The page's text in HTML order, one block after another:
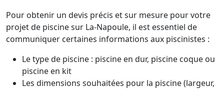
Pour obtenir un devis précis et sur mesure pour votre
projet de piscine sur La-Napoule, il est essentiel de
communiquer certaines informations aux piscinistes :
Le type de piscine : piscine en dur, piscine coque ou
piscine en kit
Les dimensions souhaitées pour la piscine (largeur,